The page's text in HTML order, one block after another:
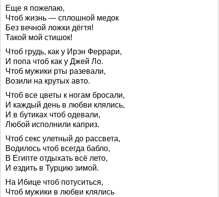
Еще я пожелаю,
Чтоб жизнь — сплошной медок
Без вечной ложки дёгтя!
Такой мой стишок!
Чтоб грудь, как у Ирэн Феррари,
И попа чтоб как у Джей Ло.
Чтоб мужики рты разевали,
Возили на крутых авто.
Чтоб все цветы к ногам бросали,
И каждый день в любви клялись,
И в бутиках чтоб одевали,
Любой исполнили каприз.
Чтоб секс улетный до рассвета,
Водилось чтоб всегда бабло,
В Египте отдыхать всё лето,
И ездить в Турцию зимой.
На Ибице чтоб потуситься,
Чтоб мужики в любви клялись